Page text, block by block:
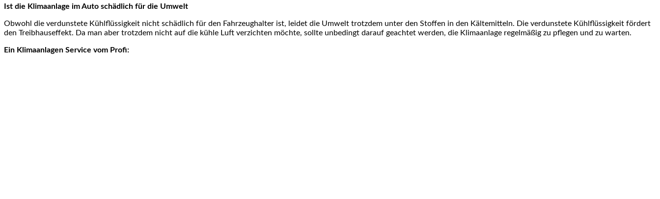
Ist die Klimaanlage im Auto schädlich für die Umwelt
Obwohl die verdunstete Kühlflüssigkeit nicht schädlich für den Fahrzeughalter ist, leidet die Umwelt trotzdem unter den Stoffen in den Kältemitteln. Die verdunstete Kühlflüssigkeit fördert
den Treibhauseffekt. Da man aber trotzdem nicht auf die kühle Luft verzichten möchte, sollte unbedingt darauf geachtet werden, die Klimaanlage regelmäßig zu pflegen und zu warten.
Ein Klimaanlagen Service vom Profi: